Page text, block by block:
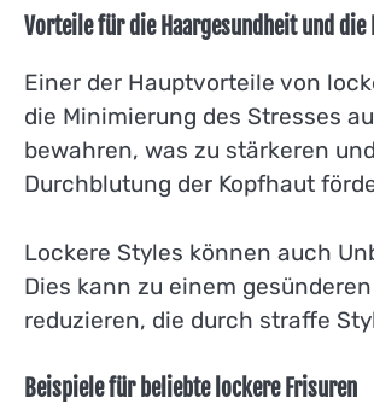
Vorteile für die Haargesundheit und die
Einer der Hauptvorteile von
die Minimierung des Stresses
bewahren, was zu stärkeren
Durchblutung der Kopfhaut
Lockere Styles können auch
Dies kann zu einem
reduzieren, die durch straffe
Beispiele für beliebte lockere Frisuren